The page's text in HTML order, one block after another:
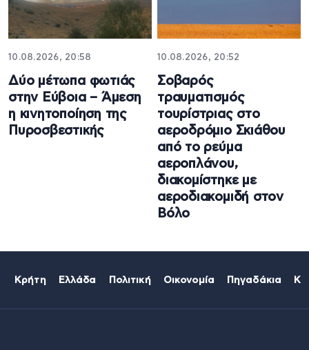
10.08.2026, 20:58
Δύο μέτωπα φωτιάς
στην Εύβοια – Άμεση
η κινητοποίηση της
Πυροσβεστικής
10.08.2026, 20:52
Σοβαρός
τραυματισμός
τουρίστριας στο
αεροδρόμιο Σκιάθου
από το ρεύμα
αεροπλάνου,
διακομίστηκε με
αεροδιακομιδή στον
Βόλο
Κρήτη Ελλάδα Πολιτική Οικονομία Πηγαδάκια